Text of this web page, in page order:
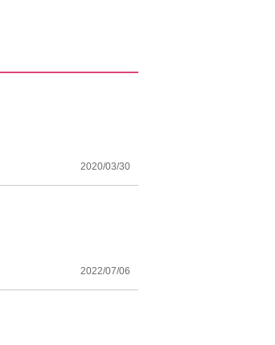
2020/03/30
2022/07/06